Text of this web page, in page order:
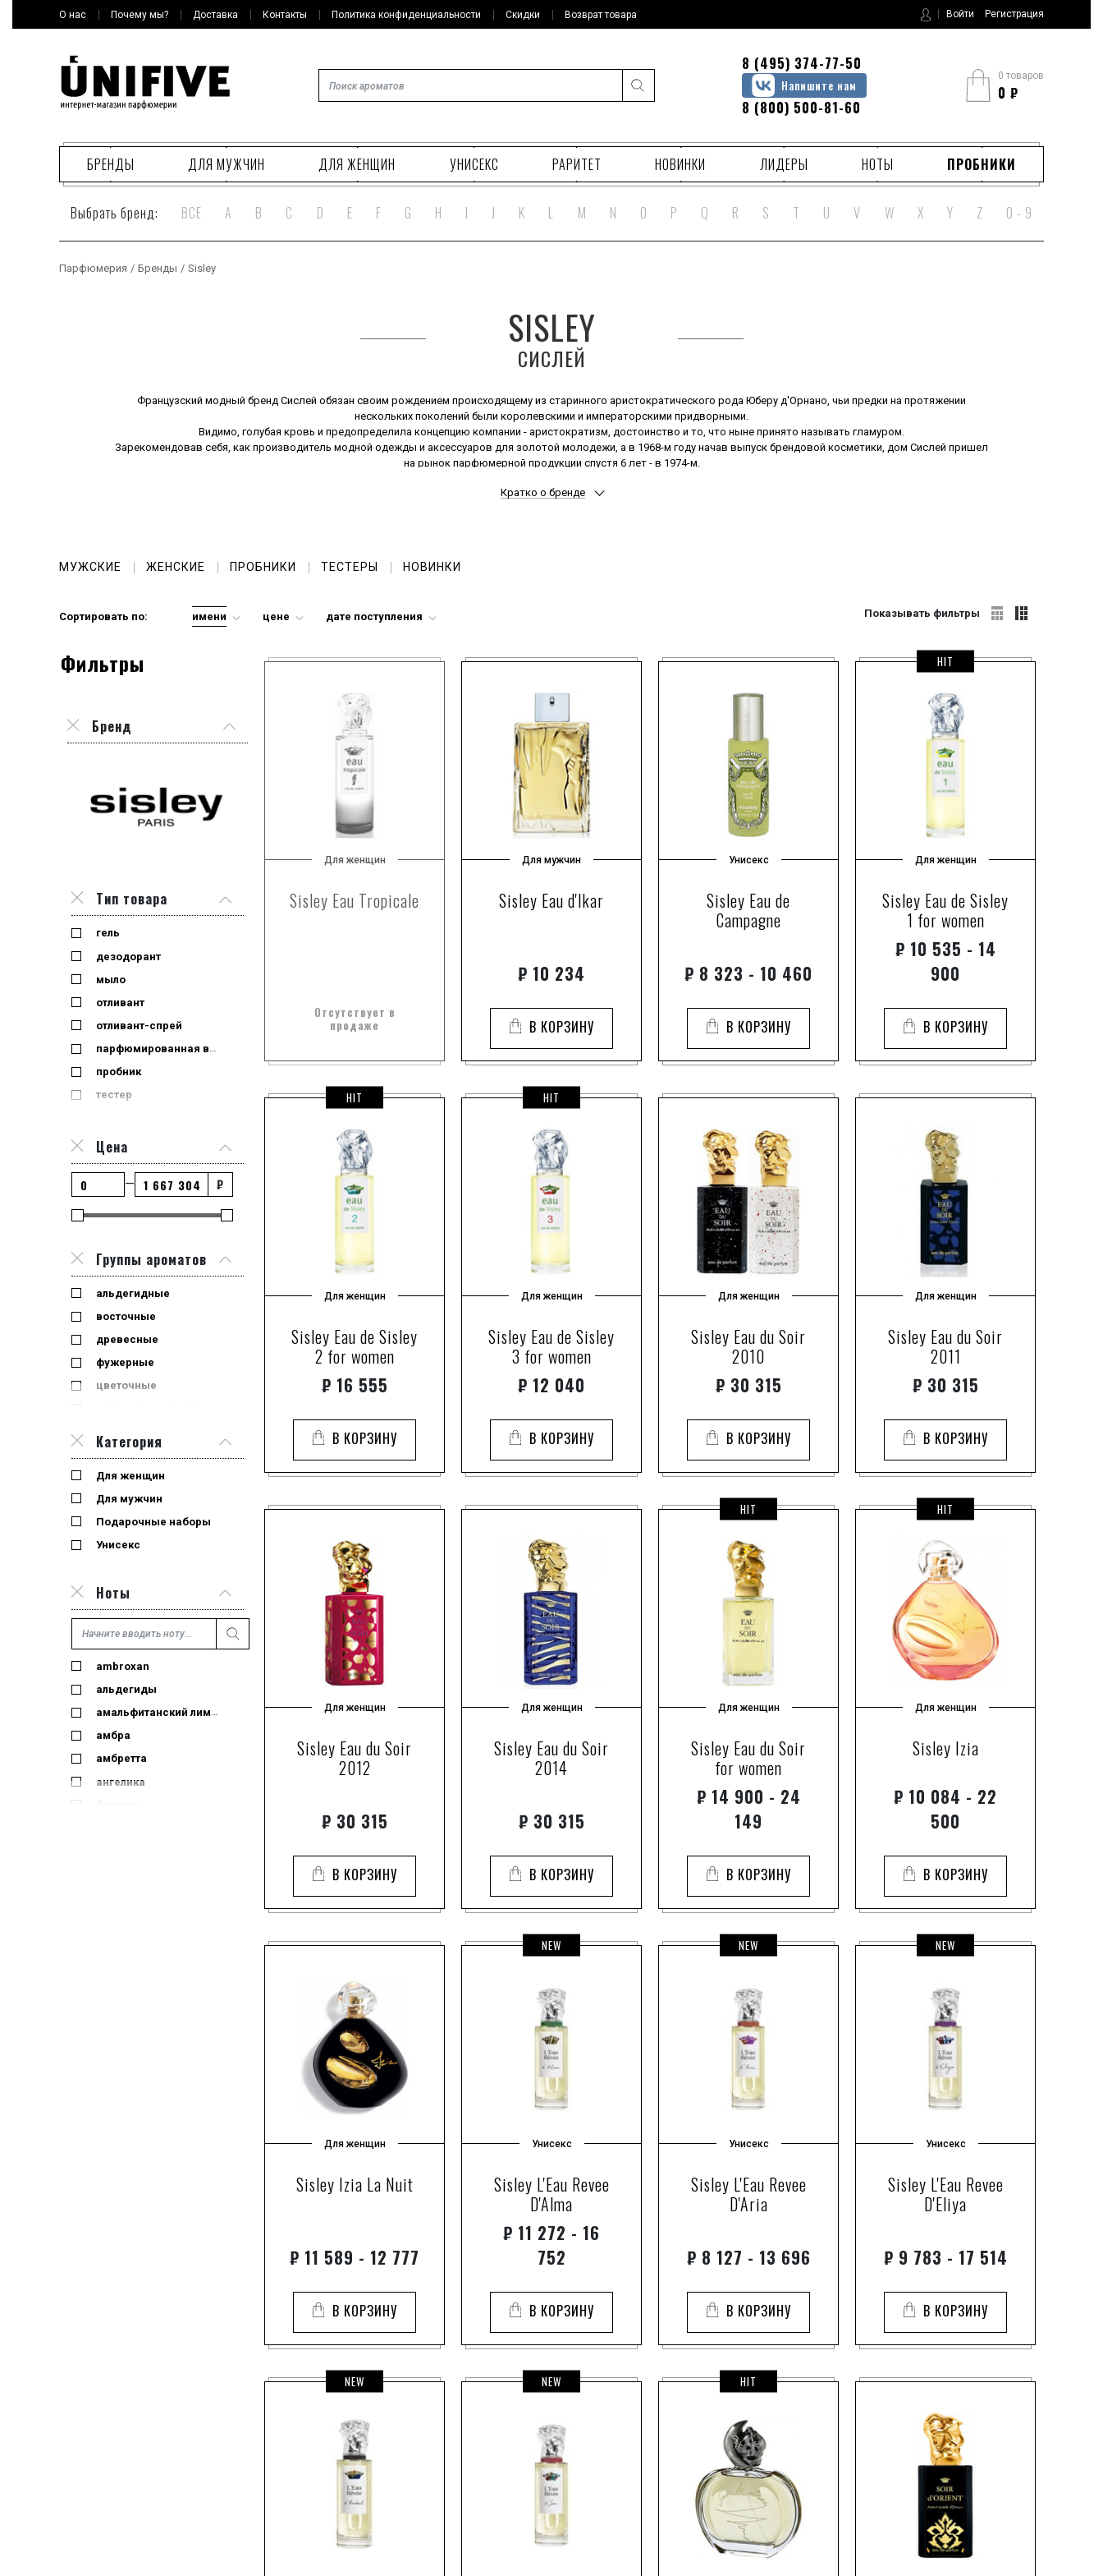
О нас Почему мы? Доставка Контакты Политика конфиденциальности Скидки Возврат товара Войти Регистрация
8 (495) 374-77-50
Напишите нам
8 (800) 500-81-60
0 товаров
0 ₽
БРЕНДЫ ДЛЯ МУЖЧИН ДЛЯ ЖЕНЩИН УНИСЕКС РАРИТЕТ НОВИНКИ ЛИДЕРЫ НОТЫ ПРОБНИКИ
Выбрать бренд: ВСЕ A B C D E F G H I J K L M N O P Q R S T U V W X Y Z 0 - 9
Парфюмерия / Бренды / Sisley
SISLEY
СИСЛЕЙ
Французский модный бренд Сислей обязан своим рождением происходящему из старинного аристократического рода Юберу д'Орнано, чьи предки на протяжении
нескольких поколений были королевскими и императорскими придворными.
Видимо, голубая кровь и предопределила концепцию компании - аристократизм, достоинство и то, что ныне принято называть гламуром.
Зарекомендовав себя, как производитель модной одежды и аксессуаров для золотой молодежи, а в 1968-м году начав выпуск брендовой косметики, дом Сислей пришел
на рынок парфюмерной продукции спустя 6 лет - в 1974-м.
натуральных ингредиентов.
свой запах, вряд ли кто-то сможет отказаться от него - настолькопарфюмы Сислей
Кратко о бренде
МУЖСКИЕ ЖЕНСКИЕ ПРОБНИКИ ТЕСТЕРЫ НОВИНКИ
Фильтры
Бренд
Тип товара
гель
дезодорант
мыло
отливант
отливант-спрей
парфюмированная вода
пробник
тестер
Ноты
ambroxan
альдегиды
амальфитанский лимон
амбра
амбретта
ангелика
базилик
Категория
Для женщин
Для мужчин
Подарочные наборы
Унисекс
Цена
— ₽
Группы ароматов
альдегидные
восточные
древесные
фужерные
цветочные
Сортировать по: имени цене дате поступления Показывать фильтры
Для женщин
Sisley Eau Tropicale
Отсутствует в
продаже
Для мужчин
Sisley Eau d'Ikar
₽ 10 234
В КОРЗИНУ
Унисекс
Sisley Eau de
Campagne
₽ 8 323 - 10 460
В КОРЗИНУ
HIT
Для женщин
Sisley Eau de Sisley
1 for women
₽ 10 535 - 14
900
В КОРЗИНУ
HIT
Для женщин
Sisley Eau de Sisley
2 for women
₽ 16 555
В КОРЗИНУ
HIT
Для женщин
Sisley Eau de Sisley
3 for women
₽ 12 040
В КОРЗИНУ
Для женщин
Sisley Eau du Soir
2010
₽ 30 315
В КОРЗИНУ
Для женщин
Sisley Eau du Soir
2011
₽ 30 315
В КОРЗИНУ
Для женщин
Sisley Eau du Soir
2012
₽ 30 315
В КОРЗИНУ
Для женщин
Sisley Eau du Soir
2014
₽ 30 315
В КОРЗИНУ
HIT
Для женщин
Sisley Eau du Soir
for women
₽ 14 900 - 24
149
В КОРЗИНУ
HIT
Для женщин
Sisley Izia
₽ 10 084 - 22
500
В КОРЗИНУ
Для женщин
Sisley Izia La Nuit
₽ 11 589 - 12 777
В КОРЗИНУ
NEW
Унисекс
Sisley L'Eau Revee
D'Alma
₽ 11 272 - 16
752
В КОРЗИНУ
NEW
Унисекс
Sisley L'Eau Revee
D'Aria
₽ 8 127 - 13 696
В КОРЗИНУ
NEW
Унисекс
Sisley L'Eau Revee
D'Eliya
₽ 9 783 - 17 514
В КОРЗИНУ
NEW NEW HIT